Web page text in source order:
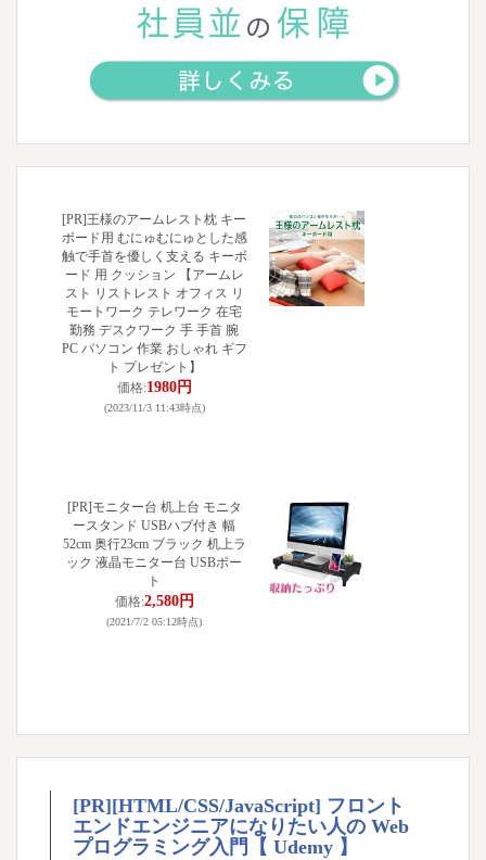
[PR]王様のアームレスト枕 キー
ボード用 むにゅむにゅとした感
触で手首を優しく支える キーボ
ード 用 クッション 【アームレ
スト リストレスト オフィス リ
モートワーク テレワーク 在宅
勤務 デスクワーク 手 手首 腕
PC パソコン 作業 おしゃれ ギフ
ト プレゼント】
価格:1980円
(2023/11/3 11:43時点)
[PR]モニター台 机上台 モニタ
ースタンド USBハブ付き 幅
52cm 奥行23cm ブラック 机上ラ
ック 液晶モニター台 USBポー
ト
価格:2,580円
(2021/7/2 05:12時点)
[PR][HTML/CSS/JavaScript] フロント
エンドエンジニアになりたい人の Web
プログラミング入門【 Udemy 】